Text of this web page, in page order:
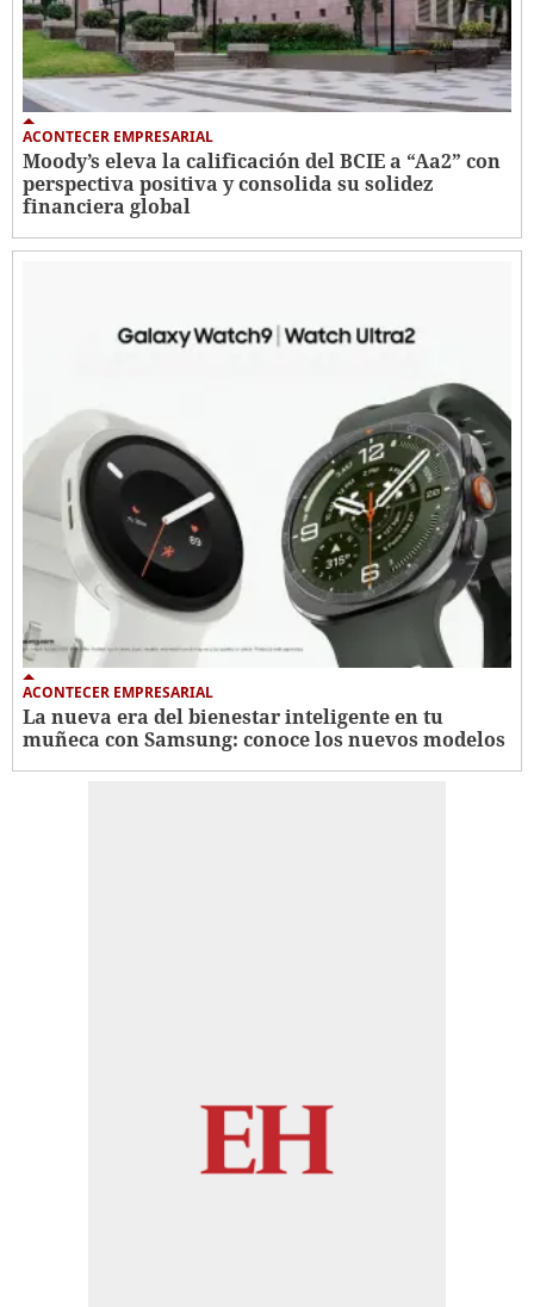
ACONTECER EMPRESARIAL
Moody’s eleva la calificación del BCIE a “Aa2” con
perspectiva positiva y consolida su solidez
financiera global
ACONTECER EMPRESARIAL
La nueva era del bienestar inteligente en tu
muñeca con Samsung: conoce los nuevos modelos